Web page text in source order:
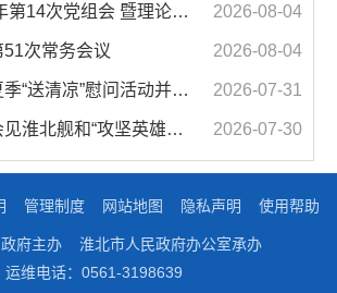
市政府2026年第14次党组会 暨理论学习中心组学习会议召开 蒋曦主持会议并讲话 2026-08-04
次常务会议 2026-08-04
汪华东开展夏季“送清凉”慰问活动并调研专门教育工作 落实落细防暑降温措施 用心用情关爱一线职工 2026-07-31
汪华东蒋曦会见淮北舰和“攻坚英雄连”官兵代表 2026-07-30
管理制度 网站地图 隐私声明 使用帮助
府主办
淮北市人民政府办公室承办
运维电话：0561-3198639